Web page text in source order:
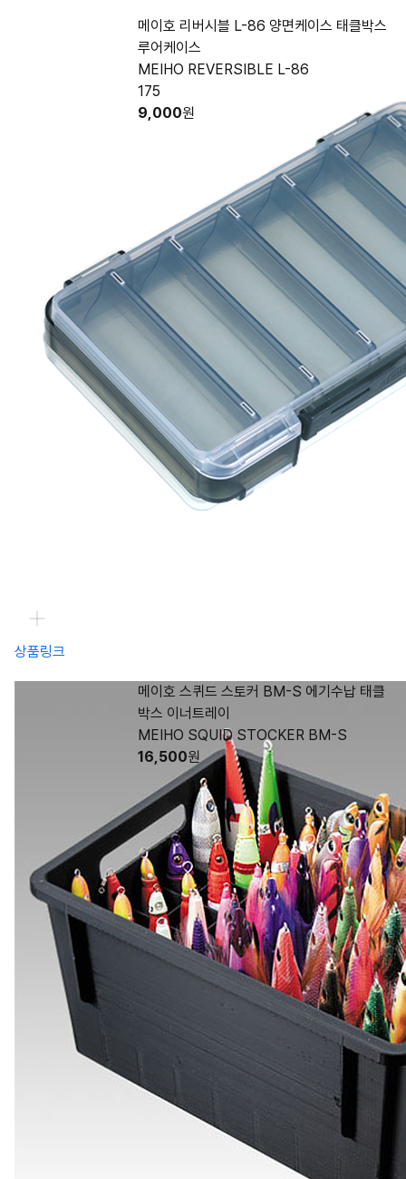
메이호 리버시블 L-86 양면케이스 태클박스
루어케이스
MEIHO REVERSIBLE L-86
175
9,000원
상품링크
메이호 스퀴드 스토커 BM-S 에기수납 태클
박스 이너트레이
MEIHO SQUID STOCKER BM-S
16,500원